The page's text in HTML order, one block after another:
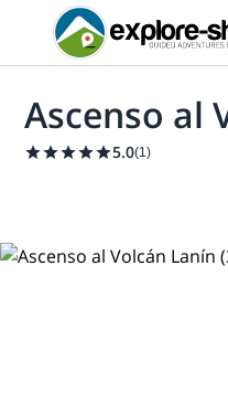
Ascenso al
5.0(1)